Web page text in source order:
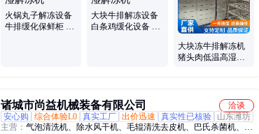
火锅丸子解冻设备
牛排缓化保鲜柜 块
大块牛排解冻设备
白条鸡缓化设备 猪
大块冻牛排解冻机
猪头肉低温高湿解
诸城市尚益机械装备有限公司
洽谈
安心购
综合体验L0 真实工厂 出价迅速 真实性已核验
山东潍坊
主营： 气泡清洗机、除水风干机、毛辊清洗去皮机、巴氏杀菌机、蒸